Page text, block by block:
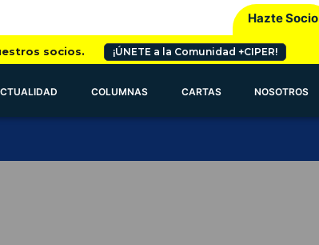
Hazte Socio
socios. ¡ÚNETE a la Comunidad +CIPER!
COLUMNAS CARTAS NOSOTROS